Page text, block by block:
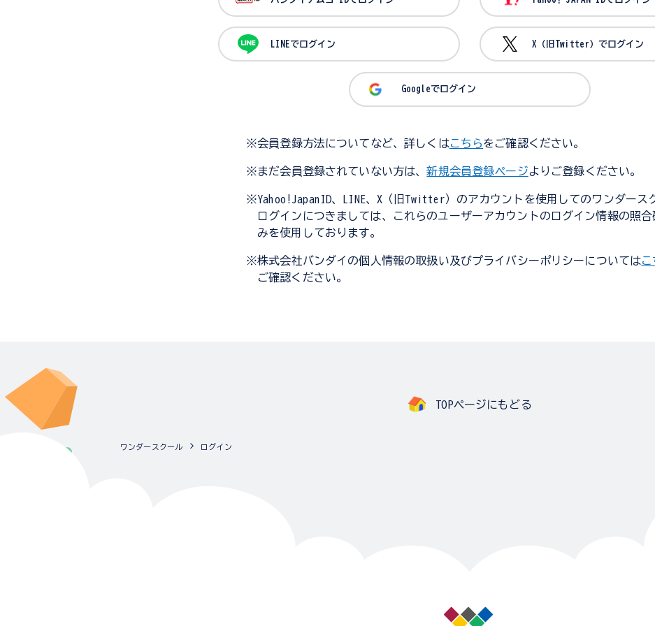
LINEでログイン X（旧Twitter）でログイン
Googleでログイン
※会員登録方法についてなど、詳しくはこちらをご確認ください。
※まだ会員登録されていない方は、新規会員登録ページよりご登録ください。
※Yahoo!JapanID、LINE、X（旧Twitter）のアカウントを使用してのワンダース
ログインにつきましては、これらのユーザーアカウントのログイン情報の照合
みを使用しております。
※株式会社バンダイの個人情報の取扱い及びプライバシーポリシーについてはこ
ご確認ください。
TOPページにもどる
ワンダースクール ログイン